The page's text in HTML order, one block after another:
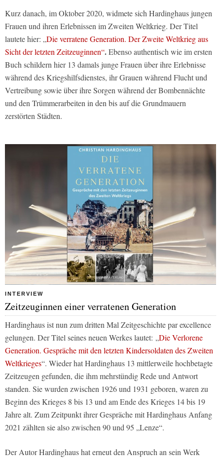
Kurz danach, im Oktober 2020, widmete sich Hardinghaus jungen
Frauen und ihren Erlebnissen im Zweiten Weltkrieg. Der Titel
lautete hier: „Die verratene Generation. Der Zweite Weltkrieg aus
Sicht der letzten Zeitzeuginnen“.Ebenso authentisch wie im ersten
Buch schildern hier 13 damals junge Frauen über ihre Erlebnisse
während des Kriegshilfsdienstes, ihr Grauen während Flucht und
Vertreibung sowie über ihre Sorgen während der Bombennächte
und den Trümmerarbeiten in den bis auf die Grundmauern
zerstörten Städten.
INTERVIEW
Zeitzeuginnen einer verratenen Generation
Hardinghaus ist nun zum dritten Mal Zeitgeschichte par excellence
gelungen. Der Titel seines neuen Werkes lautet: „Die Verlorene
Generation. Gespräche mit den letzten Kindersoldaten des Zweiten
Weltkrieges“. Wieder hat Hardinghaus 13 mittlerweile hochbetagte
Zeitzeugen gefunden, die ihm mehrstündig Rede und Antwort
standen. Sie wurden zwischen 1926 und 1931 geboren, waren zu
Beginn des Krieges 8 bis 13 und am Ende des Krieges 14 bis 19
Jahre alt. Zum Zeitpunkt ihrer Gespräche mit Hardinghaus Anfang
2021 zählten sie also zwischen 90 und 95 „Lenze“.
Der Autor Hardinghaus hat erneut den Anspruch an sein Werk